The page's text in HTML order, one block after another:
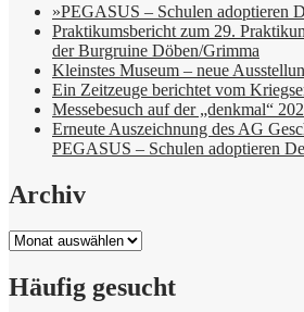
»PEGASUS – Schulen adoptieren
Praktikumsbericht zum 29.
der Burgruine Döben/Grimma
Kleinstes Museum – neue
Ein Zeitzeuge berichtet vom
Messebesuch auf der „denkmal“
Erneute Auszeichnung des AG
PEGASUS – Schulen adoptieren
Archiv
Archiv
Häufig gesucht